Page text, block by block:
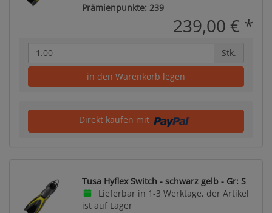
Prämienpunkte: 239
239,00 € *
Stk.
in den Warenkorb legen
Direkt kaufen mit
Tusa Hyflex Switch - schwarz gelb - Gr: S
Lieferbar in 1-3 Werktage, der Artikel
ist auf Lager